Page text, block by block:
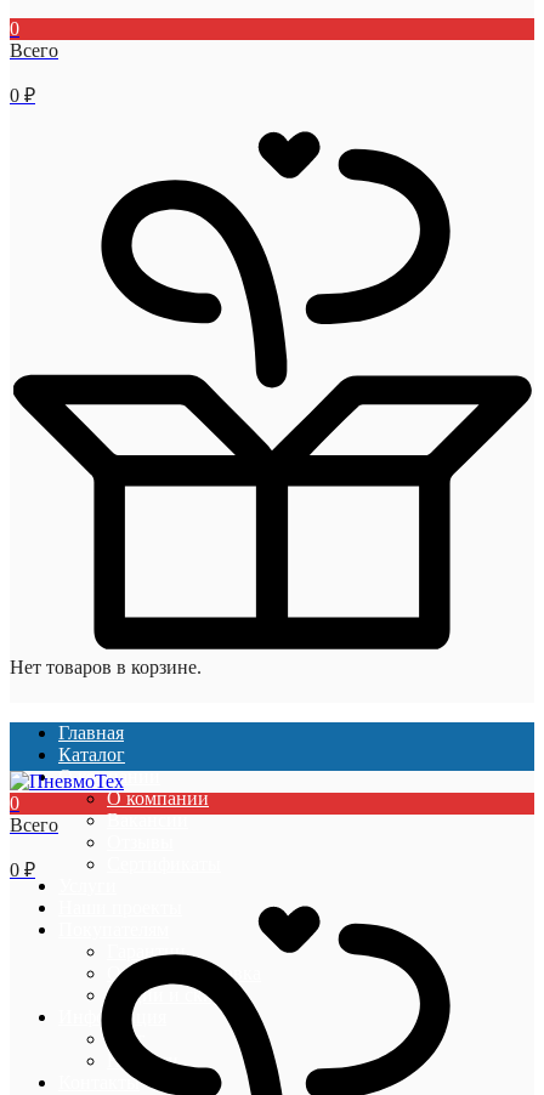
0
Всего
0 ₽
Нет товаров в корзине.
Главная
Каталог
О компании
О компании
Вакансии
Гарантии
Оплата и доставка
Акции и скидки
Информация
Блог
Новости
Контакты
0
Всего
0 ₽